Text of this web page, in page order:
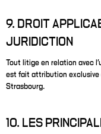
9. DROIT
JURIDICTION
Tout litige en relation avec
est fait attribution
Strasbourg.
10. LES